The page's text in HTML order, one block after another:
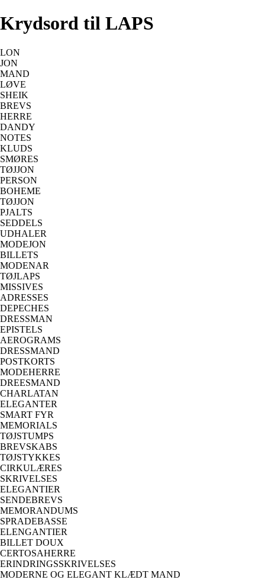
Krydsord til LAPS
LON
JON
MAND
LØVE
SHEIK
BREVS
HERRE
DANDY
NOTES
KLUDS
SMØRES
TØJJON
PERSON
BOHEME
TØJJON
PJALTS
SEDDELS
UDHALER
MODEJON
BILLETS
MODENAR
TØJLAPS
MISSIVES
ADRESSES
DEPECHES
DRESSMAN
EPISTELS
AEROGRAMS
DRESSMAND
POSTKORTS
MODEHERRE
DREESMAND
CHARLATAN
ELEGANTER
SMART FYR
MEMORIALS
TØJSTUMPS
BREVSKABS
TØJSTYKKES
CIRKULÆRES
SKRIVELSES
ELEGANTIER
SENDEBREVS
MEMORANDUMS
SPRADEBASSE
ELENGANTIER
BILLET DOUX
CERTOSAHERRE
ERINDRINGSSKRIVELSES
MODERNE OG ELEGANT KLÆDT MAND